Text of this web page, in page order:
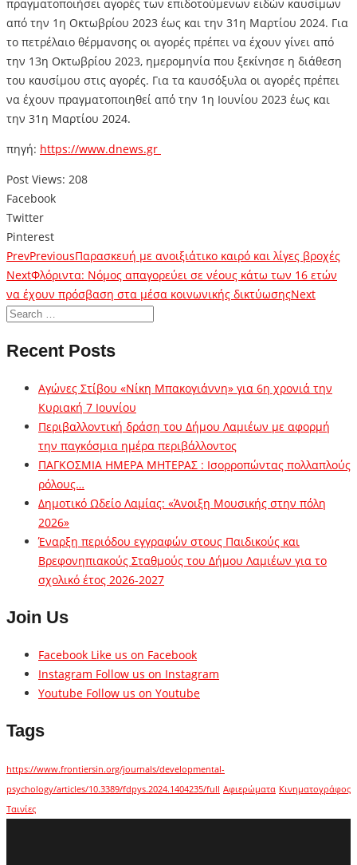
πραγματοποιήσει αγορές των επιδοτούμενων ειδών καυσίμων
από την 1η Οκτωβρίου 2023 έως και την 31η Μαρτίου 2024. Για
το πετρέλαιο θέρμανσης οι αγορές πρέπει να έχουν γίνει από
την 13η Οκτωβρίου 2023, ημερομηνία που ξεκίνησε η διάθεση
του καυσίμου στις αγορές. Για τα καυσόξυλα οι αγορές πρέπει
να έχουν πραγματοποιηθεί από την 1η Ιουνίου 2023 έως και
την 31η Μαρτίου 2024.
πηγή: https://www.dnews.gr
Post Views: 208
Facebook
Twitter
Pinterest
PrevPreviousΠαρασκευή με ανοιξιάτικο καιρό και λίγες βροχές
NextΦλόριντα: Nόμος απαγορεύει σε νέους κάτω των 16 ετών
να έχουν πρόσβαση στα μέσα κοινωνικής δικτύωσηςNext
Recent Posts
Αγώνες Στίβου «Νίκη Μπακογιάννη» για 6η χρονιά την
Κυριακή 7 Ιουνίου
Περιβαλλοντική δράση του Δήμου Λαμιέων με αφορμή
την παγκόσμια ημέρα περιβάλλοντος
ΠΑΓΚΟΣΜΙΑ ΗΜΕΡΑ ΜΗΤΕΡΑΣ : Ισορροπώντας πολλαπλούς
ρόλους…
Δημοτικό Ωδείο Λαμίας: «Άνοιξη Μουσικής στην πόλη
2026»
Έναρξη περιόδου εγγραφών στους Παιδικούς και
Βρεφονηπιακούς Σταθμούς του Δήμου Λαμιέων για το
σχολικό έτος 2026-2027
Join Us
Facebook Like us on Facebook
Instagram Follow us on Instagram
Youtube Follow us on Youtube
Tags
https://www.frontiersin.org/journals/developmental-
psychology/articles/10.3389/fdpys.2024.1404235/full Αφιερώματα Κινηματογράφος
Ταινίες